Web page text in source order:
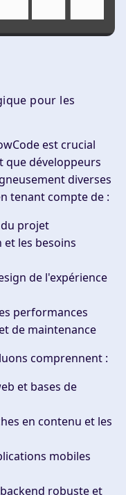
pour les
est crucial
que développeurs
diverses
tenant compte de :
du projet
les besoins
de l'expérience
performances
de maintenance
comprennent :
et bases de
en contenu et les
mobiles
robuste et